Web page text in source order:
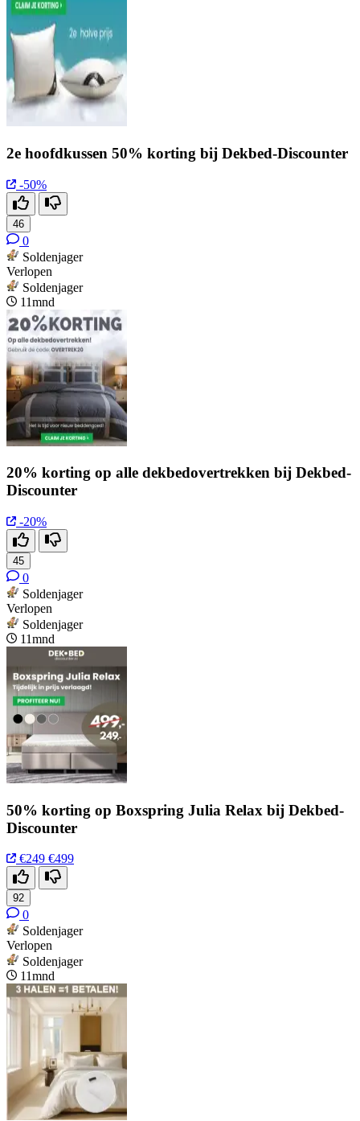
2e hoofdkussen 50% korting bij Dekbed-Discounter
-50%
46
0
Soldenjager
Verlopen
Soldenjager
11mnd
20% korting op alle dekbedovertrekken bij Dekbed-
Discounter
-20%
45
0
Soldenjager
Verlopen
Soldenjager
11mnd
50% korting op Boxspring Julia Relax bij Dekbed-
Discounter
€249 €499
92
0
Soldenjager
Verlopen
Soldenjager
11mnd